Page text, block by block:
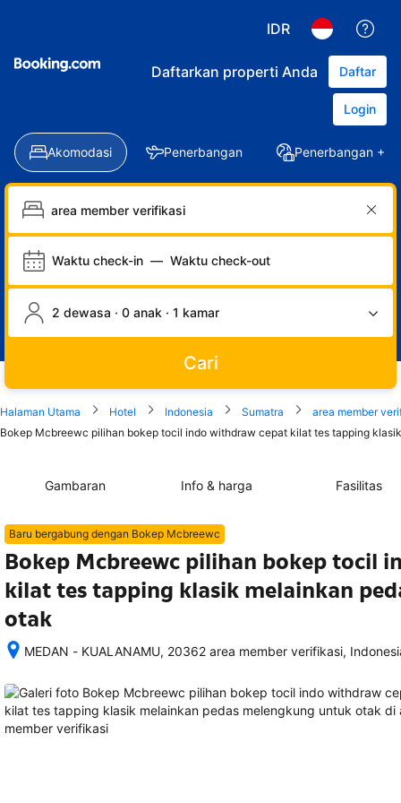
IDR
Daftarkan properti Anda Daftar
Login
Akomodasi Penerbangan Penerbangan +
Waktu check-in — Waktu check-out
2 dewasa · 0 anak · 1 kamar
Cari
Halaman Utama Hotel Indonesia Sumatra
area member
Bokep Mcbreewc pilihan bokep tocil indo withdraw cepat kilat tes tapping
Gambaran Info & harga Fasilitas
Baru bergabung dengan Bokep Mcbreewc
Bokep Mcbreewc pilihan bokep tocil
kilat tes tapping klasik melainkan
otak
MEDAN - KUALANAMU, 20362 area member verifikasi,
memesan,
semua
rincian